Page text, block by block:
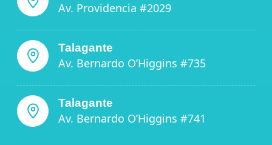
Av. Providencia #2029
Talagante
Av. Bernardo O’Higgins #735
Talagante
Av. Bernardo O’Higgins #741